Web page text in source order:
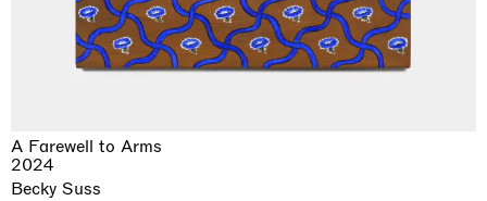
A Farewell to Arms
2024
Becky Suss